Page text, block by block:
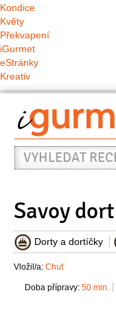
Kondice
Květy
Překvapení
iGurmet
eStránky
Kreativ
Vyhledat
recept
Savoy dort
Dorty a dortíčky
Vložil/a: Chuť
Doba přípravy: 50 min.